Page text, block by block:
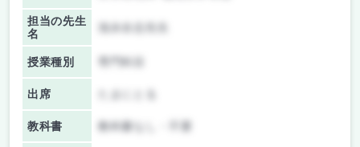
担当の先生
名
授業種別
出席
教科書 教科書なし・不要